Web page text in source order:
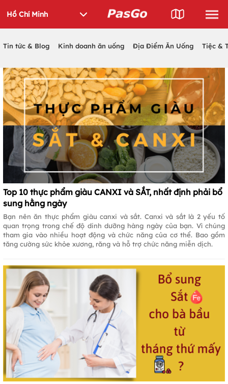
Tin tức & Blog Kinh doanh ăn uống Địa Điểm Ăn Uống Tiệc &
Top 10 thực phẩm giàu CANXI và SẮT, nhất định phải bổ
sung hằng ngày
Bạn nên ăn thực phẩm giàu canxi và sắt. Canxi và sắt là 2 yếu tố
quan trọng trong chế độ dinh dưỡng hàng ngày của bạn. Vì chúng
tham gia vào nhiều hoạt động và chức năng của cơ thể. Bao gồm
tăng cường sức khỏe xương, răng và hỗ trợ chức năng miễn dịch.